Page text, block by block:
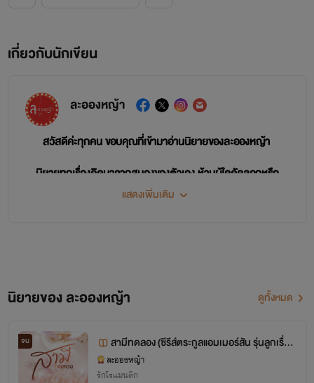
เกี่ยวกับนักเขียน
ละอองหญ้า
สวัสดีค่ะทุกคน ขอบคุณที่เข้ามาอ่านนิยายของละอองหญ้า
นิยายทุกเรื่องคิดมาจากสมองของตัวเอง ห้ามผู้ใดคัดลอกหรือ
ดัดแปลงเนื้อหาเด็ดขาด
ใครชอบแนวนี้ก็เข้าไปอ่านกันได้ คอมเม้นติชมกันได้ตลอดค่ะ
แสดงเพิ่มเติม
นิยายของ ละอองหญ้า ดูทั้งหมด
จบ
สามีทดลอง (ซีรีส์ตระกูลแอมเมอร์สัน รุ่นลูกเรื่อง
เมียบนเตียง)
ละอองหญ้า
รักโรแมนติก